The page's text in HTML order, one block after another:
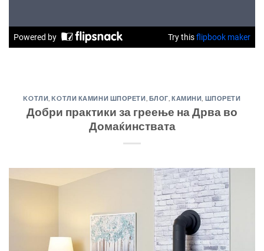
KOТЛИ KOТЛИ КАМИНИ ШПОРЕТИ БЛОГ ,КАМИНИ ШПОРЕТИ
Добри практики за греење на Дрва во
Домаќинствата